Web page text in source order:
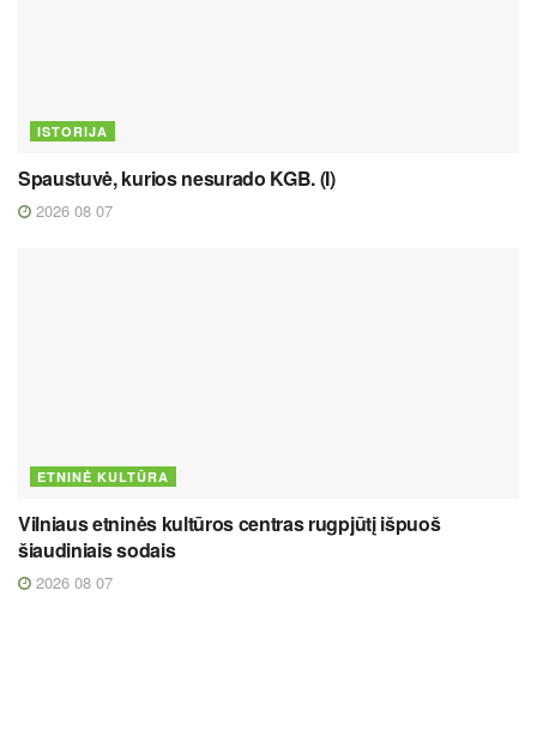
ISTORIJA
Spaustuvė, kurios nesurado KGB. (I)
2026 08 07
ETNINĖ KULTŪRA
Vilniaus etninės kultūros centras rugpjūtį išpuoš
šiaudiniais sodais
2026 08 07